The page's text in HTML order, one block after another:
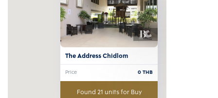
The Address Chidlom
Price 0THB
Found 21 units for Buy